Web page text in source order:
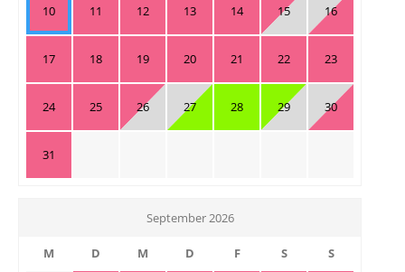
10 11 12 13 14 15 16
17 18 19 20 21 22 23
24 25 26 27 28 29 30
31
September 2026
M D M D F S S